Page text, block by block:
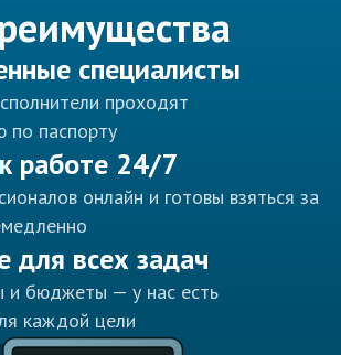
специалисты
проходят
по паспорту
работе 24/7
онлайн и готовы взяться за
для всех задач
и бюджеты — у нас есть
каждой цели